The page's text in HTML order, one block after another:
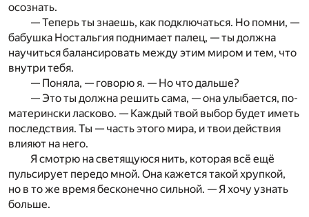
осознать.
— Теперь ты знаешь, как подключаться. Но помни, —
бабушка Ностальгия поднимает палец, — ты должна
научиться балансировать между этим миром и тем, что
внутри тебя.
— Поняла, — говорю я. — Но что дальше?
— Это ты должна решить сама, — она улыбается, по-
матерински ласково. — Каждый твой выбор будет иметь
последствия. Ты — часть этого мира, и твои действия
влияют на него.
Я смотрю на светящуюся нить, которая всё ещё
пульсирует передо мной. Она кажется такой хрупкой,
но в то же время бесконечно сильной. — Я хочу узнать
больше.